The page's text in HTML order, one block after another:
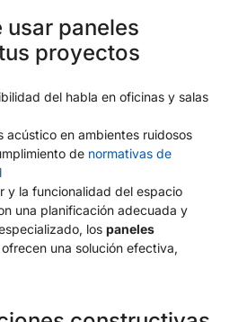
usar paneles
proyectos
del habla en oficinas y salas
acústico en ambientes ruidosos
de normativas de
y la funcionalidad del espacio
una planificación adecuada y
los paneles
ofrecen una solución efectiva,